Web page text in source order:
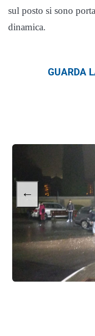
sul posto si sono
dinamica.
GUARDA
←